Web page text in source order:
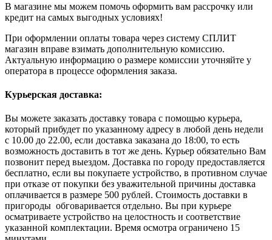
В магазине мы можем помочь оформить вам рассрочку или
кредит на самых выгодных условиях!
При оформлении оплаты товара через систему СПЛИТ
магазин вправе взимать дополнительную комиссию.
Актуальную информацию о размере комиссии уточняйте у
оператора в процессе оформления заказа.
Курьерская доставка:
Вы можете заказать доставку товара с помощью курьера,
который прибудет по указанному адресу в любой день недели
с 10.00 до 22.00, если доставка заказана до 18:00, то есть
возможность доставить в тот же день. Курьер обязательно Вам
позвонит перед выездом. Доставка по городу предоставляется
бесплатно, если вы покупаете устройство, в противном случае
при отказе от покупки без уважительной причины доставка
оплачивается в размере 500 рублей. Стоимость доставки в
пригороды обговаривается отдельно. Вы при курьере
осматриваете устройство на целостность и соответствие
указанной комплектации. Время осмотра ограничено 15